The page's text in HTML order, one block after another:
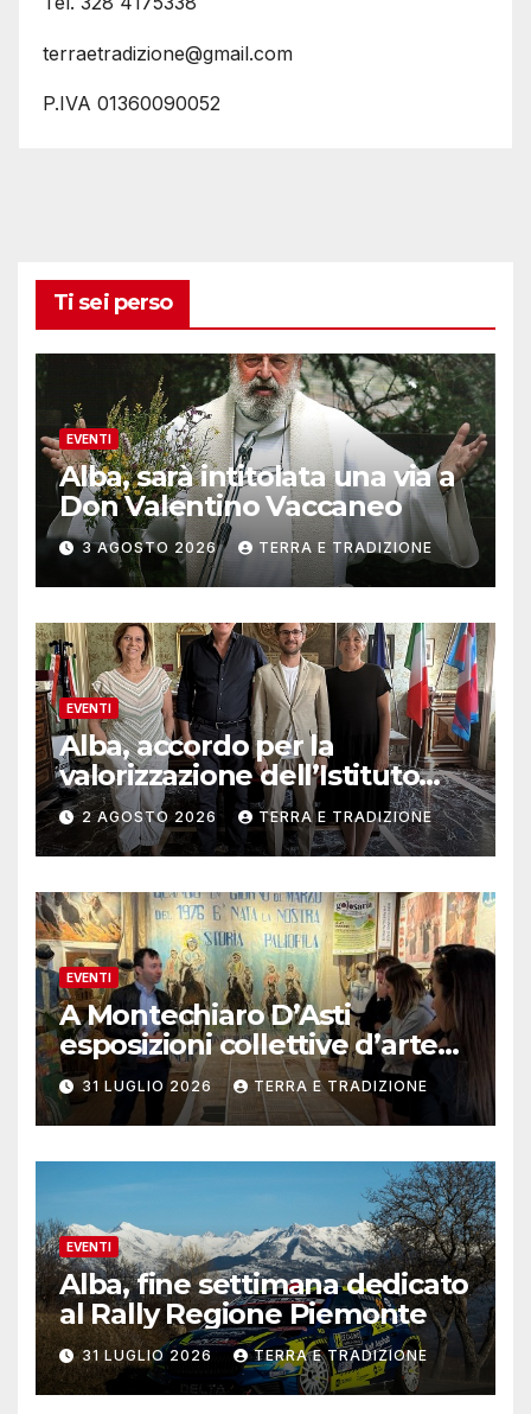
terraetradizione@gmail.com
P.IVA 01360090052
Ti sei perso
EVENTI
Alba, sarà intitolata una via a
Don Valentino Vaccaneo
3 AGOSTO 2026 TERRA E TRADIZIONE
EVENTI
Alba, accordo per la
valorizzazione dell’Istituto
musicale Rocca
2 AGOSTO 2026 TERRA E TRADIZIONE
EVENTI
A Montechiaro D’Asti
esposizioni collettive d’arte
contemporanea
31 LUGLIO 2026 TERRA E TRADIZIONE
EVENTI
Alba, fine settimana dedicato
al Rally Regione Piemonte
31 LUGLIO 2026 TERRA E TRADIZIONE